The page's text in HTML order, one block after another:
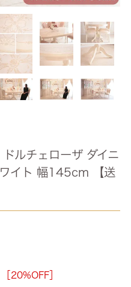
ルチェローザ ダイニ
ワイト 幅145cm 【送
［20%OFF］